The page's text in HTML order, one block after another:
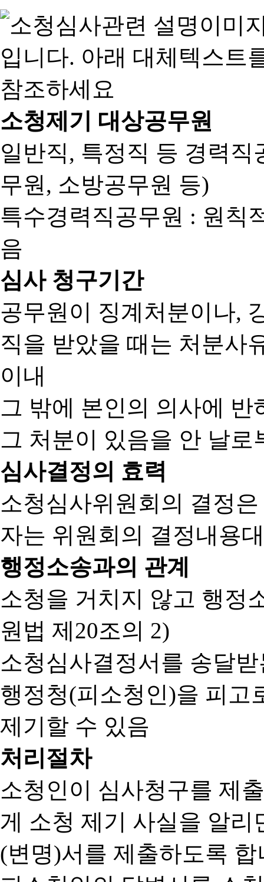
소청제기 대상공무원
일반직, 특정직 등 경력
무원, 소방공무원 등)
특수경력직공무원 : 원칙
음
심사 청구기간
공무원이 징계처분이나,
직을 받았을 때는 처분사
이내
그 밖에 본인의 의사에
그 처분이 있음을 안 날로
심사결정의 효력
소청심사위원회의 결정
자는 위원회의 결정내용
행정소송과의 관계
소청을 거치지 않고 행정
원법 제20조의 2)
소청심사결정서를 송달
행정청(피소청인)을 피고
제기할 수 있음
처리절차
소청인이 심사청구를 제
게 소청 제기 사실을 알
(변명)서를 제출하도록 합